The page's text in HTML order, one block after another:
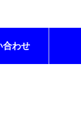
合わせ